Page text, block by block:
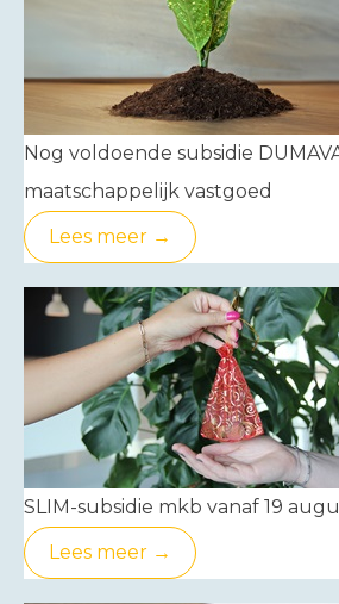
Nog voldoende subsidie
maatschappelijk vastgoed
Lees meer →
SLIM-subsidie mkb vanaf 19
Lees meer →